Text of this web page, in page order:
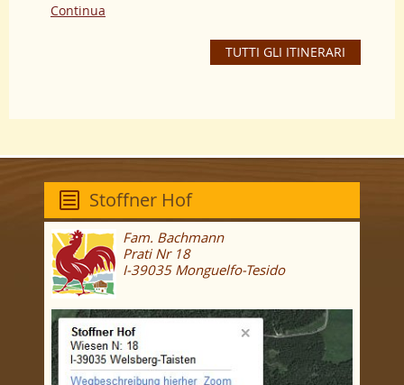
Continua
TUTTI GLI ITINERARI
Stoffner Hof
Fam. Bachmann
Prati Nr 18
I-39035 Monguelfo-Tesido